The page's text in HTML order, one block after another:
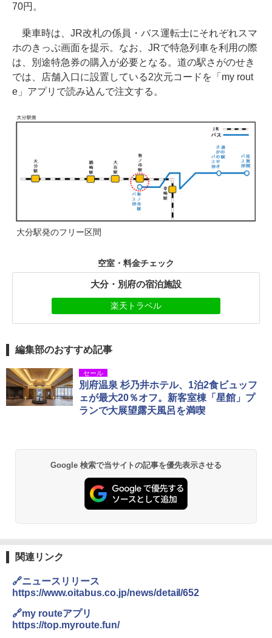
70円。
乗車時は、JR改札の係員・バス運転士にそれぞれスマ
ホのきっぷ画面を提示。なお、JRで特急列車を利用の際
は、別途特急券の購入が必要となる。道の駅さがのせき
では、店舗入口に設置している2次元コードを「my rout
e」アプリで読み込んで注文する。
大分駅発のフリー区間
空室・料金チェック
大分・別府の宿泊施設
楽天トラベル
編集部のおすすめ記事
セール
別府温泉 杉乃井ホテル、1泊2食ビュッフ
ェが最大20％オフ。新客室棟「星館」プ
ランで大展望露天風呂を満喫
Google 検索で当サイトの記事を優先表示させる
関連リンク
🔗ニュースリリース
https://www.oitabus.co.jp/news/detail/652
🔗my routeアプリ
https://top.myroute.fun/